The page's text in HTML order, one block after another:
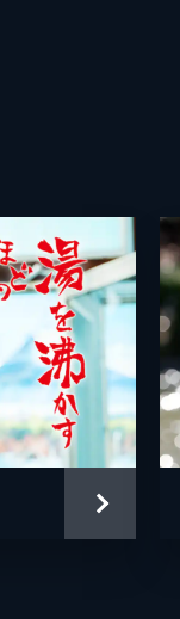
野間口
山城
大迫
佐藤
奥野瑛